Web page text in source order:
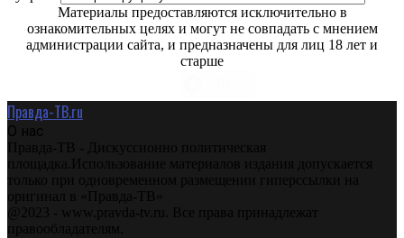
Материалы предоставляются исключительно в
ознакомительных целях и могут не совпадать с мнением
администрации сайта, и предназначены для лиц 18 лет и
старше
Правда-ТВ.ru
О нас
Правда-ТВ - Дискуссионно политическая
площадка.Использование материалов издания допускается
только при одновременном размещении гиперссылки на
оригинал в «Правда-ТВ»
@2023 - www.pravda-tv.ru. Все права принадлежат
правообладателям.